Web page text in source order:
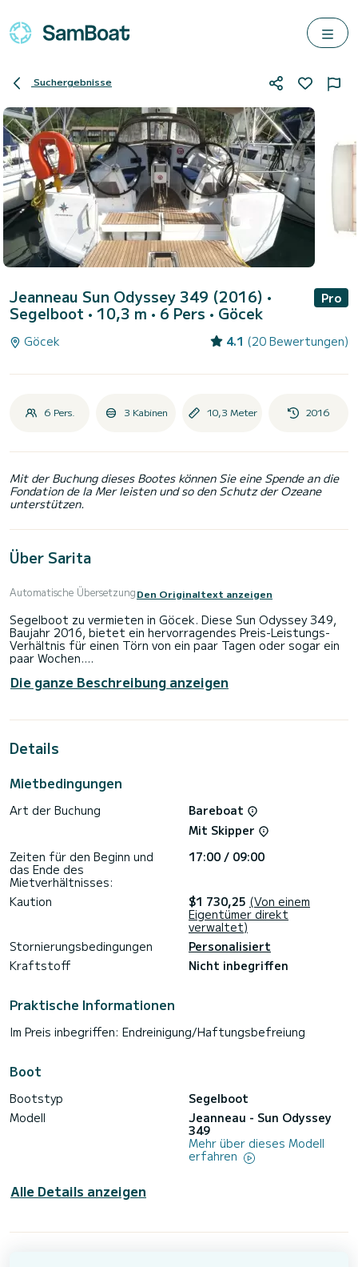
Suchergebnisse
Jeanneau Sun Odyssey 349 (2016) •
Segelboot • 10,3 m • 6 Pers • Göcek
Pro
Göcek 4.1 (20 Bewertungen)
6 Pers. 3 Kabinen 10,3 Meter 2016
Mit der Buchung dieses Bootes können Sie eine Spende an die
Fondation de la Mer leisten und so den Schutz der Ozeane
unterstützen.
Über Sarita
Automatische ÜbersetzungDen Originaltext anzeigen
Segelboot zu vermieten in Göcek. Diese Sun Odyssey 349,
Baujahr 2016, bietet ein hervorragendes Preis-Leistungs-
Verhältnis für einen Törn von ein paar Tagen oder sogar ein
paar Wochen.
Das Boot verfügt über 3 voll ausgestattete Kabinen und
bietet Platz für 6 Personen. Mit einer Gesamtlänge von 10
außergewöhnlichen Urlaub auf dem Wasser in der Umgebung
ausgestattet. Es verfügt über folgende Ausstattung:
Autopilot, Lautsprecher, Solarpanel.
Wir laden Sie ein, direkt über die Plattform ein Angebot
anzufordern. Wir werden uns mit unseren besten Angeboten
Die ganze Beschreibung anzeigen
Details
Mietbedingungen
Art der Buchung
Bareboat
Mit Skipper
Zeiten für den Beginn und
das Ende des
Mietverhältnisses:
17:00 / 09:00
Kaution $1 730,25 (Von einem
Eigentümer direkt
verwaltet)
Stornierungsbedingungen
Personalisiert
Kraftstoff
Nicht inbegriffen
Praktische Informationen
Im Preis inbegriffen: Endreinigung/Haftungsbefreiung
Boot
Bootstyp
Segelboot
Modell
Jeanneau - Sun Odyssey
349
Mehr über dieses Modell
erfahren
Alle Details anzeigen